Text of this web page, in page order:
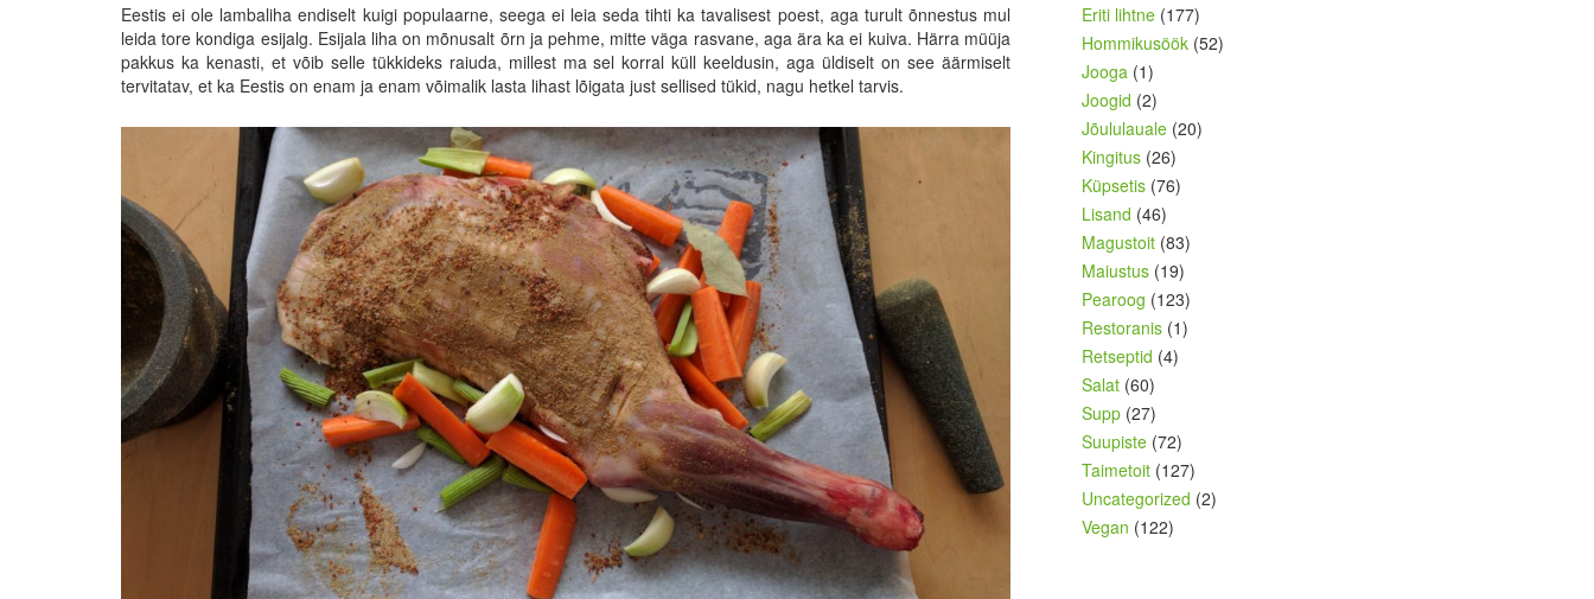
Eestis ei ole lambaliha endiselt kuigi populaarne, seega ei leia seda tihti ka tavalisest poest, aga turult õnnestus mul
leida tore kondiga esijalg. Esijala liha on mõnusalt õrn ja pehme, mitte väga rasvane, aga ära ka ei kuiva. Härra müüja
pakkus ka kenasti, et võib selle tükkideks raiuda, millest ma sel korral küll keeldusin, aga üldiselt on see äärmiselt
tervitatav, et ka Eestis on enam ja enam võimalik lasta lihast lõigata just sellised tükid, nagu hetkel tarvis.
Eriti lihtne (177)
Hommikusöök (52)
Jooga (1)
Joogid (2)
Jõululauale (20)
Kingitus (26)
Küpsetis (76)
Lisand (46)
Magustoit (83)
Maiustus (19)
Pearoog (123)
Restoranis (1)
Retseptid (4)
Salat (60)
Supp (27)
Suupiste (72)
Taimetoit (127)
Uncategorized (2)
Vegan (122)